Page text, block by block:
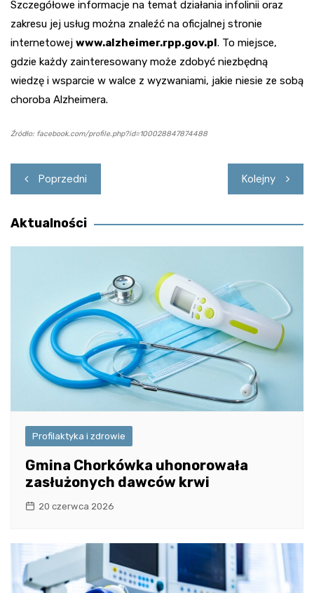
Szczegółowe informacje na temat działania infolinii oraz
zakresu jej usług można znaleźć na oficjalnej stronie
internetowej www.alzheimer.rpp.gov.pl. To miejsce,
gdzie każdy zainteresowany może zdobyć niezbędną
wiedzę i wsparcie w walce z wyzwaniami, jakie niesie ze sobą
choroba Alzheimera.
Źródło: facebook.com/profile.php?id=100028847874488
Nawigacja
wpisu
Poprzedni Kolejny
Aktualności
Profilaktyka i zdrowie
Gmina Chorkówka uhonorowała
zasłużonych dawców krwi
20 czerwca 2026